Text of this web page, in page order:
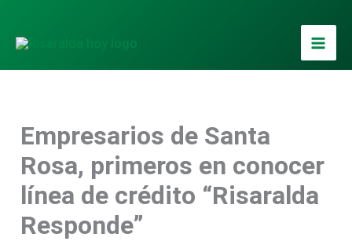
contenido
Empresarios de Santa
Rosa, primeros en conocer
línea de crédito “Risaralda
Responde”